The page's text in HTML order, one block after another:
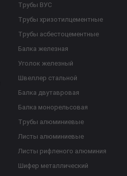
Трубы ВУС
Трубы хризотилцементные
Трубы асбестоцементные
Балка железная
Уголок железный
Швеллер стальной
Балка двутавровая
Балка монорельсовая
Трубы алюминиевые
Листы алюминиевые
Листы рифленого алюминия
Шифер металлический